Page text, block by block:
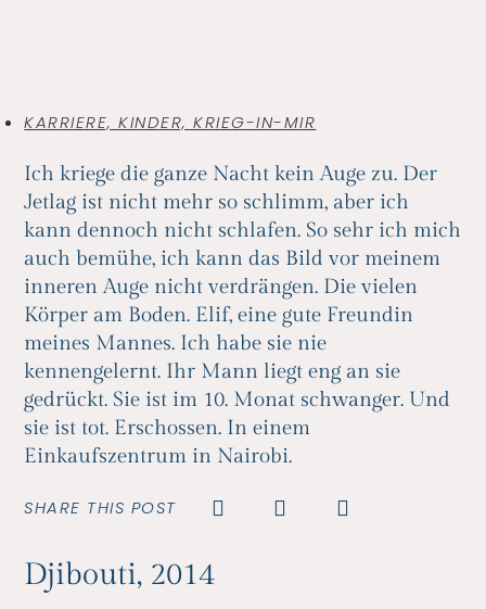
KARRIERE, KINDER, KRIEG-IN-MIR
Ich kriege die ganze Nacht kein Auge zu. Der
Jetlag ist nicht mehr so schlimm, aber ich
kann dennoch nicht schlafen. So sehr ich mich
auch bemühe, ich kann das Bild vor meinem
inneren Auge nicht verdrängen. Die vielen
Körper am Boden. Elif, eine gute Freundin
meines Mannes. Ich habe sie nie
kennengelernt. Ihr Mann liegt eng an sie
gedrückt. Sie ist im 10. Monat schwanger. Und
sie ist tot. Erschossen. In einem
Einkaufszentrum in Nairobi.
SHARE THIS POST
Djibouti, 2014